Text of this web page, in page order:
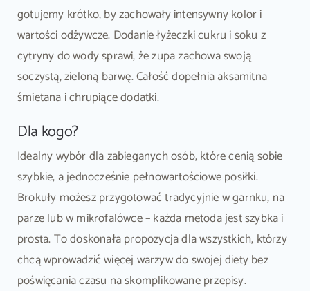
gotujemy krótko, by zachowały intensywny kolor i
wartości odżywcze. Dodanie łyżeczki cukru i soku z
cytryny do wody sprawi, że zupa zachowa swoją
soczystą, zieloną barwę. Całość dopełnia aksamitna
śmietana i chrupiące dodatki.
Dla kogo?
Idealny wybór dla zabieganych osób, które cenią sobie
szybkie, a jednocześnie pełnowartościowe posiłki.
Brokuły możesz przygotować tradycyjnie w garnku, na
parze lub w mikrofalówce – każda metoda jest szybka i
prosta. To doskonała propozycja dla wszystkich, którzy
chcą wprowadzić więcej warzyw do swojej diety bez
poświęcania czasu na skomplikowane przepisy.